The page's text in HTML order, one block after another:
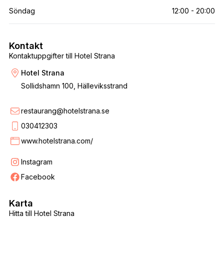
Söndag 12:00 - 20:00
Kontaktuppgifter till Hotel Strana
Kontakt
Hotel Strana
Sollidshamn 100, Hälleviksstrand
restaurang@hotelstrana.se
030412303
www.hotelstrana.com/
Instagram
Facebook
Hitta till Hotel Strana
Karta